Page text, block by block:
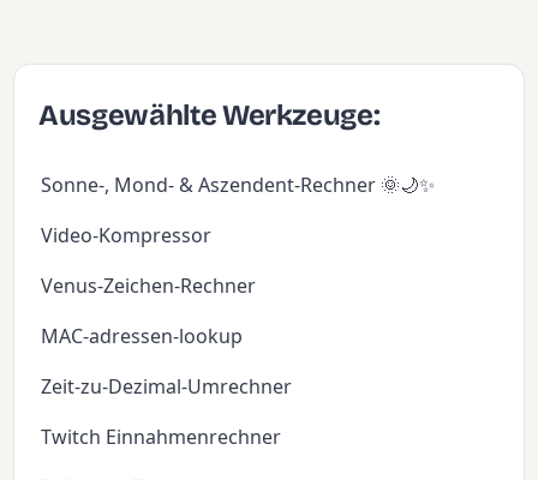
Ausgewählte Werkzeuge:
Sonne-, Mond- & Aszendent-Rechner 🌞🌙✨
Video-Kompressor
Venus-Zeichen-Rechner
MAC-adressen-lookup
Zeit-zu-Dezimal-Umrechner
Twitch Einnahmenrechner